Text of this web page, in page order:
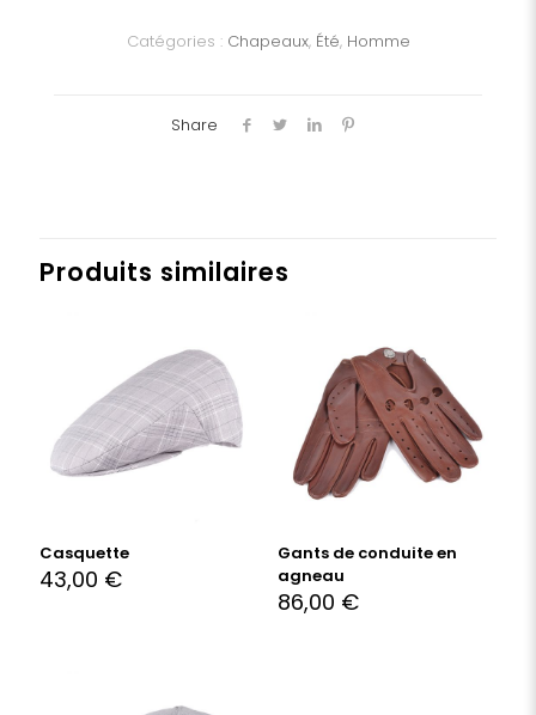
Catégories : Chapeaux, Été, Homme
Share
Produits similaires
Casquette
43,00 €
Gants de conduite en
agneau
86,00 €